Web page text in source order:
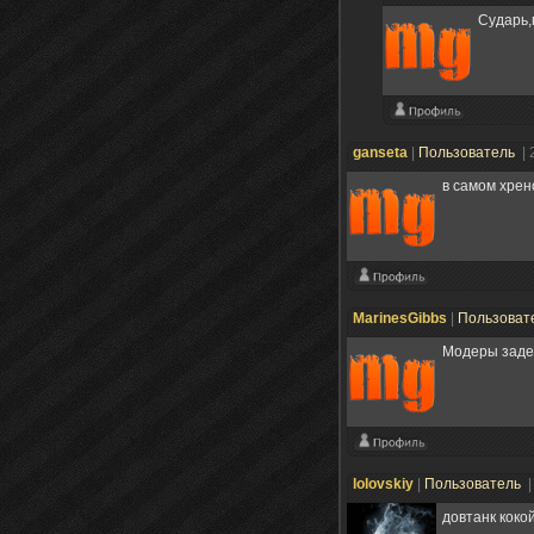
ganseta Пользователь
|
в самом
MarinesGibbs
Модеры
lolovskiy Пользователь
довтанк